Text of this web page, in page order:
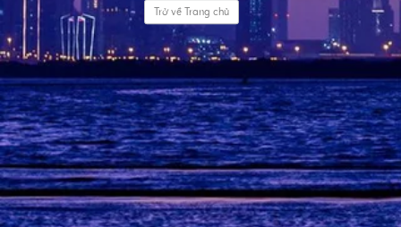
Trở về Trang chủ